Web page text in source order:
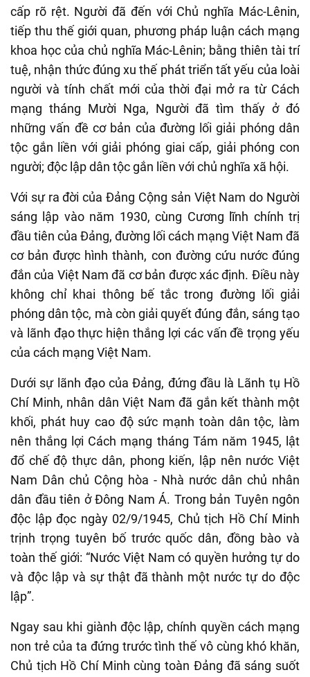
cấp rõ rệt. Người đã đến với Chủ nghĩa Mác-Lênin,
tiếp thu thế giới quan, phương pháp luận cách mạng
khoa học của chủ nghĩa Mác-Lênin; bằng thiên tài trí
tuệ, nhận thức đúng xu thế phát triển tất yếu của loài
người và tính chất mới của thời đại mở ra từ Cách
mạng tháng Mười Nga, Người đãtìm thấy ở đó
những vấn đề cơ bản của đường lối giải phóng dân
tộc gắn liền với giải phóng giai cấp, giải phóng con
người; độc lập dân tộc gắn liền với chủ nghĩa xã hội.
Với sự ra đời của Đảng Cộng sản Việt Nam do Người
sáng lập vào năm 1930, cùng Cương lĩnh chính trị
đầu tiên của Đảng, đường lối cách mạng Việt Nam đã
cơ bản được hình thành, con đường cứu nướcđúng
đắn của Việt Nam đã cơ bản được xác định. Điều này
không chỉ khai thông bế tắc trong đường lối giải
phóng dân tộc, mà còn giải quyết đúng đắn, sáng tạo
và lãnh đạo thực hiện thắng lợi các vấn đề trọng yếu
của cách mạng Việt Nam.
Dưới sự lãnh đạo của Đảng, đứng đầu là Lãnh tụ Hồ
Chí Minh, nhân dân Việt Nam đã gắn kết thành một
khối, phát huy cao độ sức mạnh toàn dân tộc, làm
nên thắng lợi Cách mạng tháng Tám năm 1945, lật
đổ chế độ thực dân, phong kiến, lập nên nước Việt
Nam Dân chủ Cộng hòa - Nhà nướcdân chủ nhân
dân đầu tiên ở Đông Nam Á. Trong bản Tuyên ngôn
độc lập đọc ngày 02/9/1945, Chủ tịch Hồ ChíMinh
trịnh trọng tuyên bố trước quốc dân, đồng bào và
toàn thế giới: “Nước Việt Nam có quyền hưởng tự do
và độc lập và sự thật đã thành một nước tự do độc
lập”.
Ngay sau khi giành độc lập, chính quyền cách mạng
non trẻ của ta đứng trước tình thế vô cùng khó khăn,
Chủ tịch Hồ Chí Minh cùng toàn Đảng đã sáng suốt